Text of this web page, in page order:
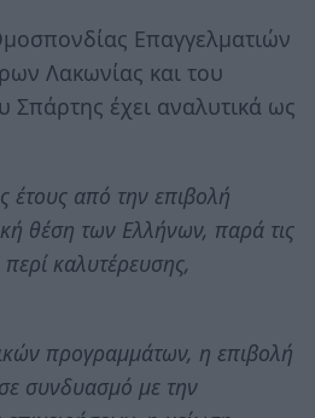
Επαγγελματιών
Λακωνίας και του
Σπάρτης έχει αναλυτικά ως
έτους από την επιβολή
θέση των Ελλήνων, παρά τις
καλυτέρευσης,
προγραμμάτων, η επιβολή
συνδυασμό με την